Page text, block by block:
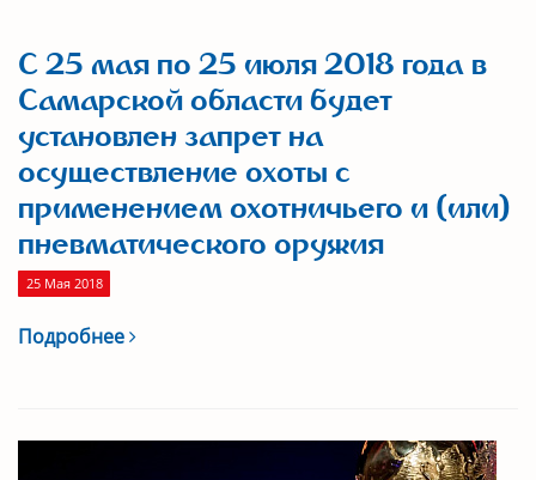
С 25 мая по 25 июля 2018 года в
Самарской области будет
установлен запрет на
осуществление охоты с
применением охотничьего и (или)
пневматического оружия
25 Мая 2018
Подробнее